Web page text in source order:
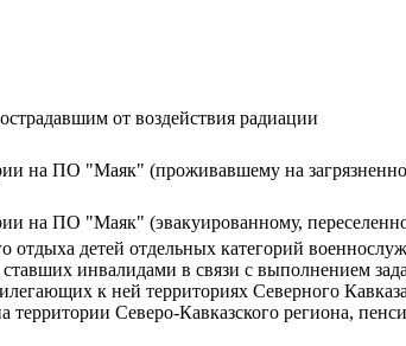
от воздействия радиации
на ПО "Маяк" (проживавшему на
на ПО "Маяк" (эвакуированному,
отдыха детей отдельных категорий
инвалидами в связи с выполнением
к ней территориях Северного
Северо-Кавказского региона,